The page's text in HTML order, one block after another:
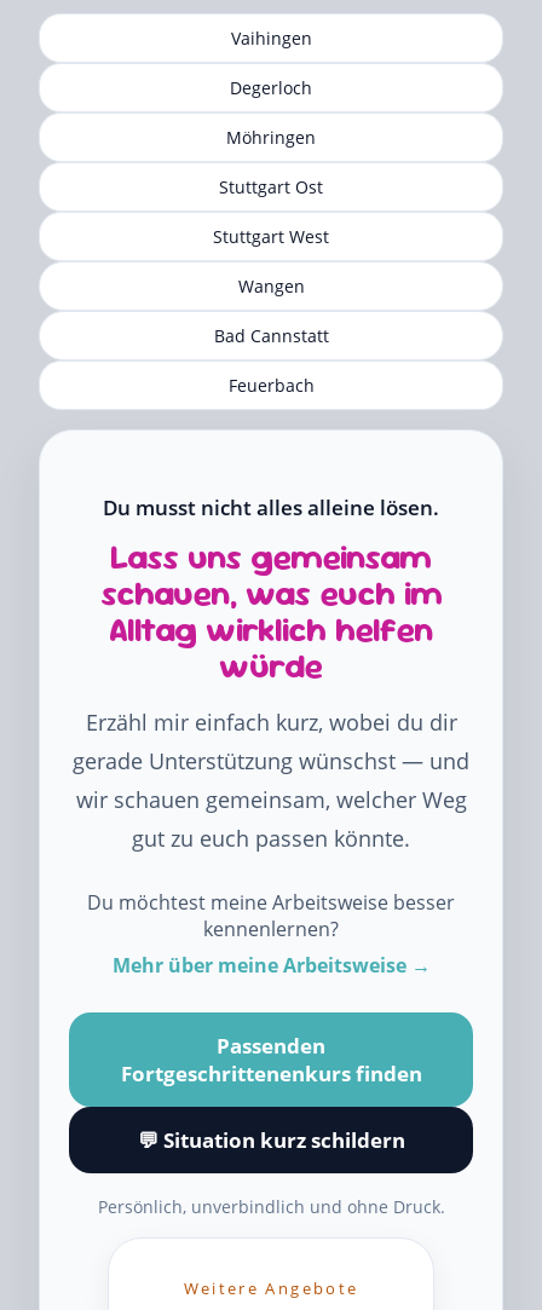
Vaihingen
Degerloch
Möhringen
Stuttgart Ost
Stuttgart West
Wangen
Bad Cannstatt
Feuerbach
Du musst nicht alles alleine lösen.
Lass uns gemeinsam
schauen, was euch im
Alltag wirklich helfen
würde
Erzähl mir einfach kurz, wobei du dir
gerade Unterstützung wünschst — und
wir schauen gemeinsam, welcher Weg
gut zu euch passen könnte.
Du möchtest meine Arbeitsweise besser
kennenlernen?
Mehr über meine Arbeitsweise →
Passenden
Fortgeschrittenenkurs finden
💬 Situation kurz schildern
Persönlich, unverbindlich und ohne Druck.
Weitere Angebote